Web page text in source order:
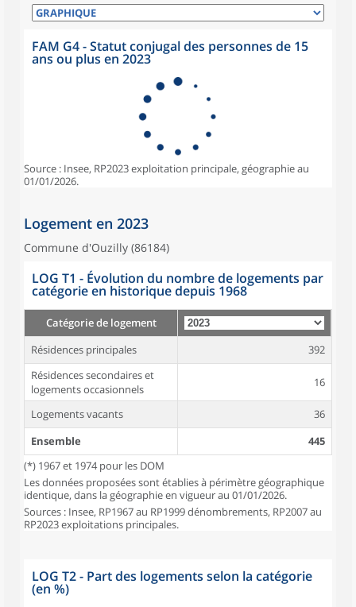
FAM G4 - Statut conjugal des personnes de 15
ans ou plus en 2023
Source : Insee, RP2023 exploitation principale, géographie au
01/01/2026.
Logement en 2023
Commune d'Ouzilly (86184)
LOG T1 - Évolution du nombre de logements par
catégorie en historique depuis 1968
Catégorie de logement
Résidences principales
392
Résidences secondaires et
logements occasionnels
16
Logements vacants
36
Ensemble
445
(*) 1967 et 1974 pour les DOM
Les données proposées sont établies à périmètre géographique
identique, dans la géographie en vigueur au 01/01/2026.
Sources : Insee, RP1967 au RP1999 dénombrements, RP2007 au
RP2023 exploitations principales.
LOG T2 - Part des logements selon la catégorie
(en %)